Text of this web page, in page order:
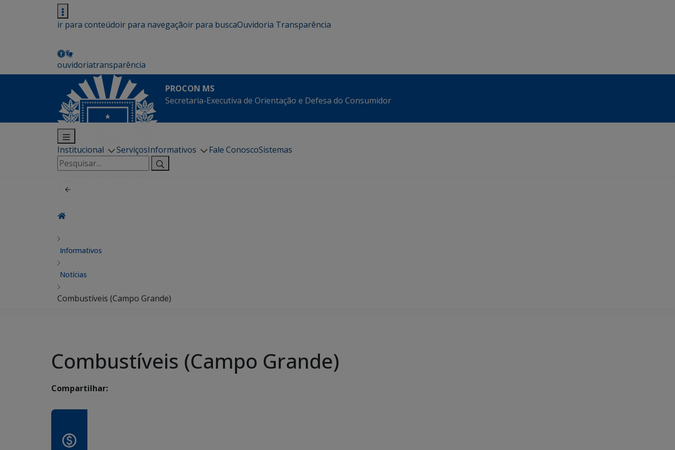
ir para conteúdoir para navegaçãoir para buscaOuvidoria Transparência
ouvidoriatransparência
PROCON MS
Secretaria-Executiva de Orientação e Defesa do Consumidor
Institucional ServiçosInformativos Fale ConoscoSistemas
Pesquisar
por:
Informativos
Notícias
Combustíveis (Campo Grande)
Combustíveis (Campo Grande)
Compartilhar: